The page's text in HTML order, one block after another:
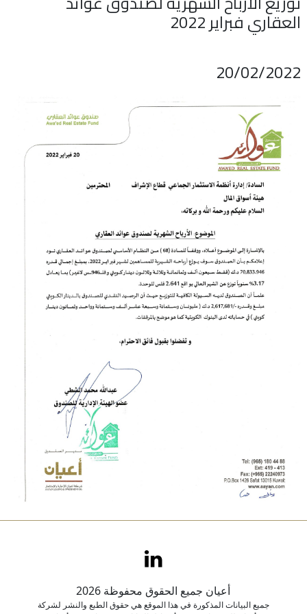
العقاري فبراير 2022
20/02/2022
أعيان جميع الحقوق محفوظة 2026
جميع البيانات المذكورة في هذا الموقع هي حقوق الطبع والنشر لشركة
اتصل بنا
طلب وظيفة